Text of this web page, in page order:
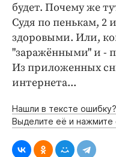
ПРОЕКТЫ
Блоги
Издания
Медиаперсона
Интересное
Клиника года
Бренд года
Работодатель
будет. Почему же
Судя по пенькам, 2
здоровыми. Или,
"заражёнными" и -
Из приложенных
интернета...
Нашли в тексте ошибку?
Выделите её и нажмите